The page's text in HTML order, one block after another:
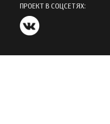
ПРОЕКТ В СОЦСЕТЯХ: